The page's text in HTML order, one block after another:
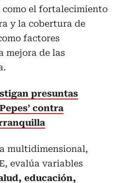
como el fortalecimiento
y la cobertura de
factores
mejora de las
presuntas
contra
multidimensional,
evalúa variables
educación,